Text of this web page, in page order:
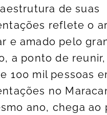
de suas
reflete o
e amado pelo
a ponto de reunir,
100 mil pessoas
no
ano, chega ao